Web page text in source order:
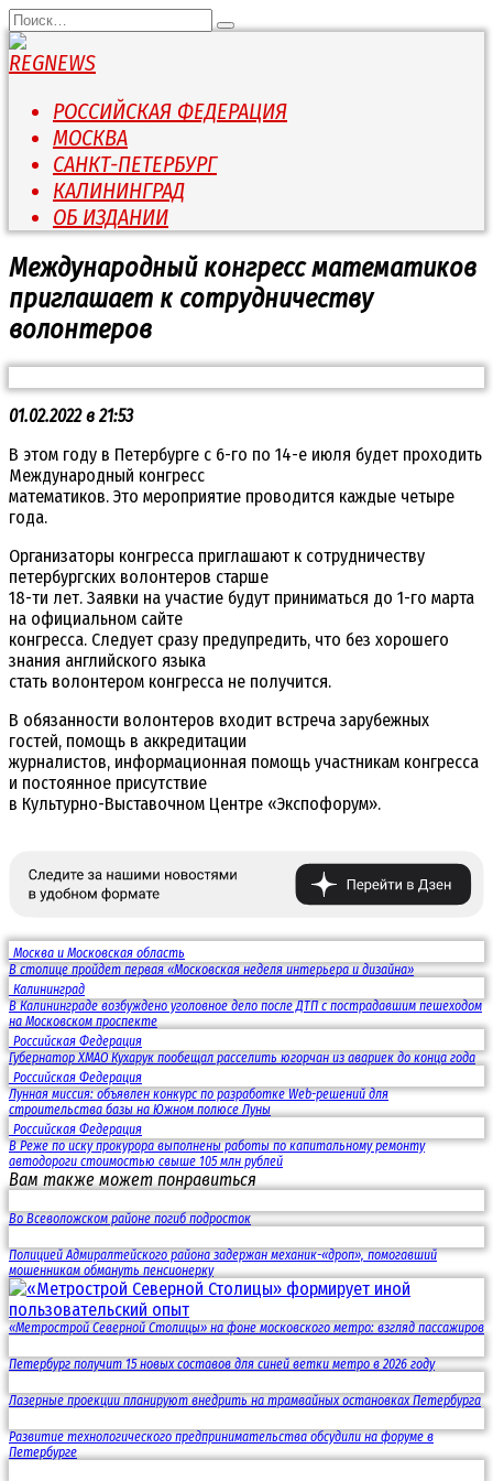
Перейти
к
содержанию
Search
for:
РОССИЙСКАЯ ФЕДЕРАЦИЯ
МОСКВА
САНКТ-ПЕТЕРБУРГ
КАЛИНИНГРАД
ОБ ИЗДАНИИ
Международный конгресс математиков
приглашает к сотрудничеству
волонтеров
01.02.2022 в 21:53
В этом году в Петербурге с 6-го по 14-е июля будет проходить
Международный конгресс
математиков. Это мероприятие проводится каждые четыре
года.
Организаторы конгресса приглашают к сотрудничеству
петербургских волонтеров старше
18-ти лет. Заявки на участие будут приниматься до 1-го марта
на официальном сайте
конгресса. Следует сразу предупредить, что без хорошего
знания английского языка
стать волонтером конгресса не получится.
В обязанности волонтеров входит встреча зарубежных
гостей, помощь в аккредитации
журналистов, информационная помощь участникам конгресса
и постоянное присутствие
в Культурно-Выставочном Центре «Экспофорум».
Москва и Московская область
В столице пройдет первая «Московская неделя интерьера и дизайна»
Калининград
В Калининграде возбуждено уголовное дело после ДТП с пострадавшим пешеходом
на Московском проспекте
Российская Федерация
Губернатор ХМАО Кухарук пообещал расселить югорчан из авариек до конца года
Российская Федерация
Лунная миссия: объявлен конкурс по разработке Web-решений для
строительства базы на Южном полюсе Луны
Российская Федерация
В Реже по иску прокурора выполнены работы по капитальному ремонту
автодороги стоимостью свыше 105 млн рублей
Вам также может понравиться
Во Всеволожском районе погиб подросток
Полицией Адмиралтейского района задержан механик-«дроп», помогавший
мошенникам обмануть пенсионерку
«Метрострой Северной Столицы» на фоне московского метро: взгляд пассажиров
Петербург получит 15 новых составов для синей ветки метро в 2026 году
Лазерные проекции планируют внедрить на трамвайных остановках Петербурга
Развитие технологического предпринимательства обсудили на форуме в
Петербурге